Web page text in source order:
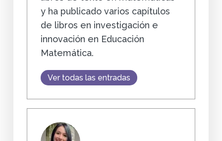
y ha publicado varios capítulos
de libros en investigación e
innovación en Educación
Matemática.
Ver todas las entradas